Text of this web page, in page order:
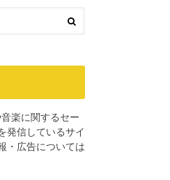
楽に関するセー
発信しているサイ
・広告については